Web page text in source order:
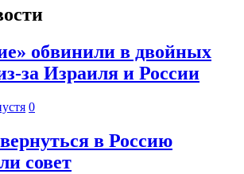
обвинили в двойных
за Израиля и России
0
в Россию
совет